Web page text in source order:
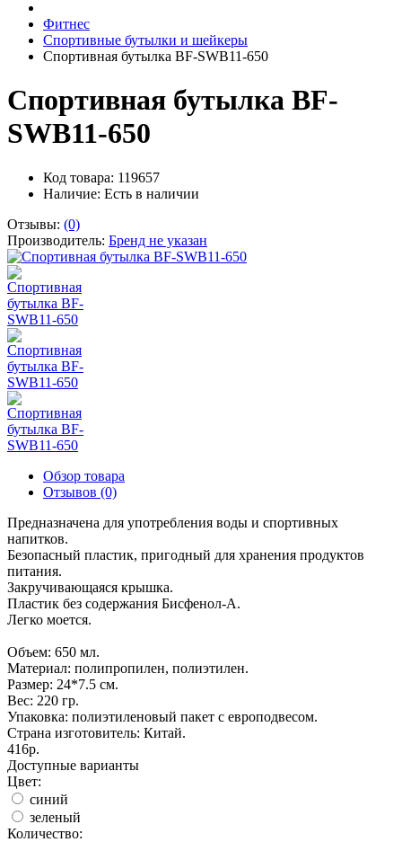
Фитнес
Спортивные бутылки и шейкеры
Спортивная бутылка BF-SWB11-650
Спортивная бутылка BF-
SWB11-650
Код товара: 119657
Наличие: Есть в наличии
Отзывы: (0)
Производитель: Бренд не указан
Обзор товара
Отзывов (0)
Предназначена для употребления воды и спортивных
напитков.
Безопасный пластик, пригодный для хранения продуктов
питания.
Закручивающаяся крышка.
Пластик без содержания Бисфенол-А.
Легко моется.
Объем: 650 мл.
Материал: полипропилен, полиэтилен.
Размер: 24*7.5 см.
Вес: 220 гр.
Упаковка: полиэтиленовый пакет с европодвесом.
Страна изготовитель: Китай.
416р.
Доступные варианты
Цвет:
синий
зеленый
Количество: